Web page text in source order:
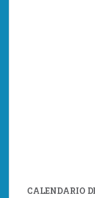
CALENDARIO